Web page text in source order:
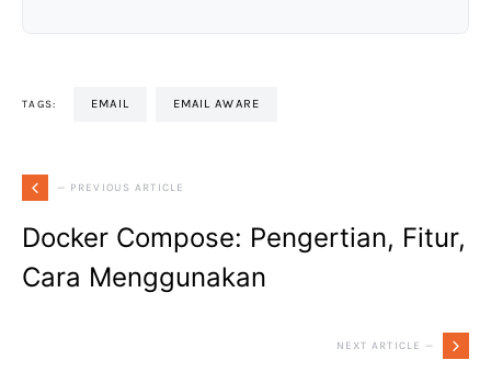
TAGS: EMAIL EMAIL AWARE
— PREVIOUS ARTICLE
Docker Compose: Pengertian, Fitur,
Cara Menggunakan
NEXT ARTICLE —